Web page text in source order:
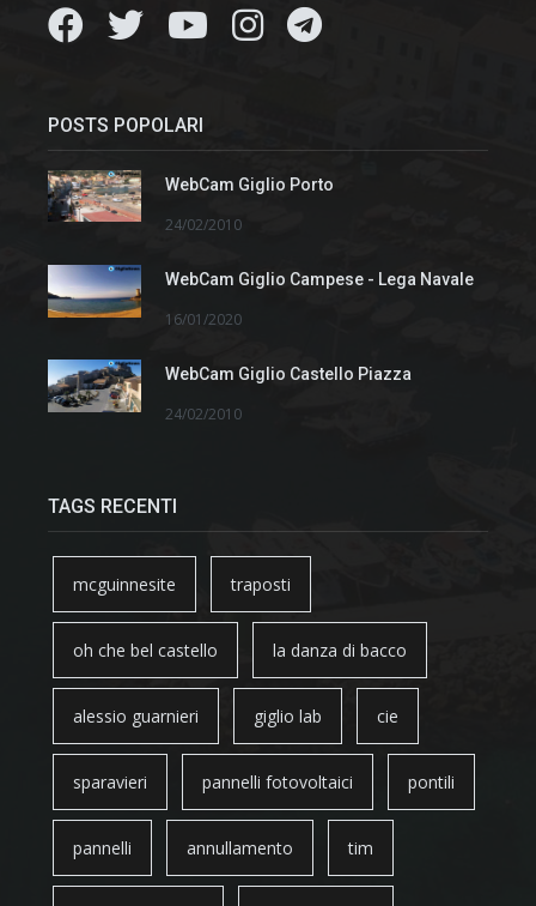
POSTS POPOLARI
WebCam Giglio Porto
24/02/2010
WebCam Giglio Campese - Lega Navale
16/01/2020
WebCam Giglio Castello Piazza
24/02/2010
TAGS RECENTI
mcguinnesite traposti
oh che bel castello la danza di bacco
alessio guarnieri giglio lab cie
sparavieri pannelli fotovoltaici pontili
pannelli annullamento tim